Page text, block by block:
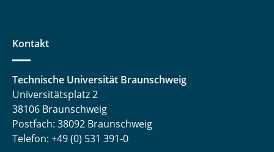
Kontakt
Technische Universität Braunschweig
Universitätsplatz 2
38106 Braunschweig
Postfach: 38092 Braunschweig
Telefon: +49 (0) 531 391-0